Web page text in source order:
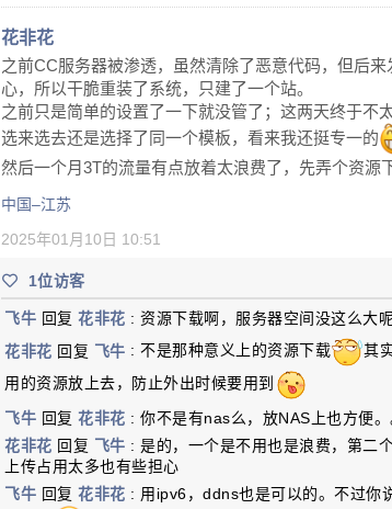
花非花
之前CC服务器被渗透，虽然清除了恶意代码，但后
心，所以干脆重装了系统，只建了一个站。
之前只是简单的设置了一下就没管了；这两天终于不
选来选去还是选择了同一个模板，看来我还挺专一的
然后一个月3T的流量有点放着太浪费了，先弄个资源
中国–江苏
2025年01月10日 10:51
1位访客
飞牛 回复 花非花 : 资源下载啊，服务器空间没这么大呢
花非花 回复 飞牛 : 不是那种意义上的资源下载
其
用的资源放上去，防止外出时候要用到
飞牛 回复 花非花 : 你不是有nas么，放NAS上也方便
花非花 回复 飞牛 : 是的，一个是不用也是浪费，第二
上传占用太多也有些担心
飞牛 回复 花非花 : 用ipv6，ddns也是可以的。不过你